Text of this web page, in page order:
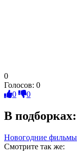
0
Голосов: 0
0
0
В подборках:
Новогодние фильмы
Смотрите так же: